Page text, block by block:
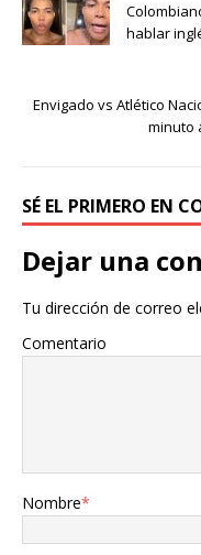
hablar
Envigado vs Atlético
minuto
SÉ EL PRIMERO EN
Dejar una
Tu dirección de correo
Comentario
Nombre*